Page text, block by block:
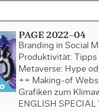
PAGE 2022-04
Branding in Social
Produktivität: Tipps
Metaverse: Hype
++ Making-of
Grafiken zum
ENGLISH SPECIAL